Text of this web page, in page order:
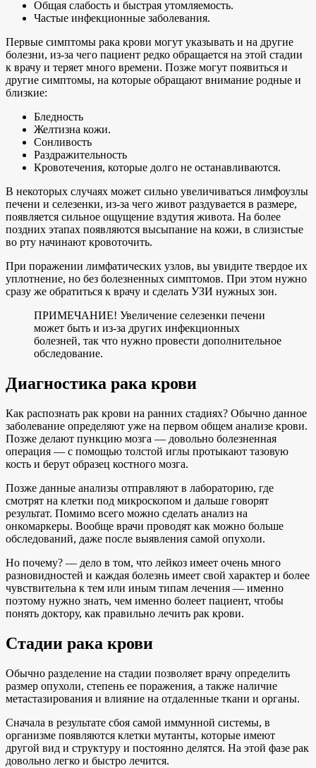
Общая слабость и быстрая утомляемость.
Частые инфекционные заболевания.
Первые симптомы рака крови могут указывать и на другие
болезни, из-за чего пациент редко обращается на этой стадии
к врачу и теряет много времени. Позже могут появиться и
другие симптомы, на которые обращают внимание родные и
близкие:
Бледность
Желтизна кожи.
Сонливость
Раздражительность
Кровотечения, которые долго не останавливаются.
В некоторых случаях может сильно увеличиваться лимфоузлы
печени и селезенки, из-за чего живот раздувается в размере,
появляется сильное ощущение вздутия живота. На более
поздних этапах появляются высыпание на кожи, в слизистые
во рту начинают кровоточить.
При поражении лимфатических узлов, вы увидите твердое их
уплотнение, но без болезненных симптомов. При этом нужно
сразу же обратиться к врачу и сделать УЗИ нужных зон.
ПРИМЕЧАНИЕ! Увеличение селезенки печени
может быть и из-за других инфекционных
болезней, так что нужно провести дополнительное
обследование.
Диагностика рака крови
Как распознать рак крови на ранних стадиях? Обычно данное
заболевание определяют уже на первом общем анализе крови.
Позже делают пункцию мозга — довольно болезненная
операция — с помощью толстой иглы протыкают тазовую
кость и берут образец костного мозга.
Позже данные анализы отправляют в лабораторию, где
смотрят на клетки под микроскопом и дальше говорят
результат. Помимо всего можно сделать анализ на
онкомаркеры. Вообще врачи проводят как можно больше
обследований, даже после выявления самой опухоли.
Но почему? — дело в том, что лейкоз имеет очень много
разновидностей и каждая болезнь имеет свой характер и более
чувствительна к тем или иным типам лечения — именно
поэтому нужно знать, чем именно болеет пациент, чтобы
понять доктору, как правильно лечить рак крови.
Стадии рака крови
Обычно разделение на стадии позволяет врачу определить
размер опухоли, степень ее поражения, а также наличие
метастазирования и влияние на отдаленные ткани и органы.
Сначала в результате сбоя самой иммунной системы, в
организме появляются клетки мутанты, которые имеют
другой вид и структуру и постоянно делятся. На этой фазе рак
довольно легко и быстро лечится.